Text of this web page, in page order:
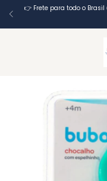
👉 Frete para todo o